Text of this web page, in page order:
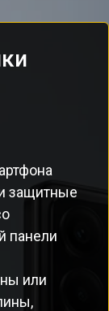
защитные
панели
или